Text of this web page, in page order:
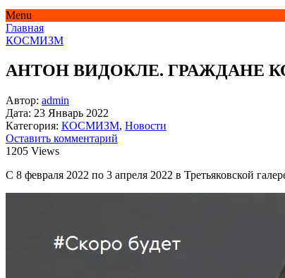
Menu
Главная
КОСМИЗМ
АНТОН ВИДОКЛЕ. ГРАЖДАНЕ
Автор: admin
Дата: 23 Январь 2022
Категория: КОСМИЗМ, Новости
Оставить комментарий
1205 Views
С 8 февраля 2022 по 3 апреля 2022 в Третьяковской